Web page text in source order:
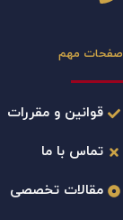
صفحات مهم
قوانین و مقررات
تماس با ما
مقالات تخصصی